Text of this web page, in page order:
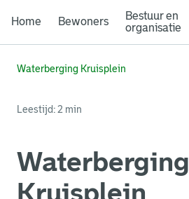
Home Bewoners
Bestuur en
organisatie
Waterberging Kruisplein
Leestijd: 2 min
Waterberging
Kruisplein